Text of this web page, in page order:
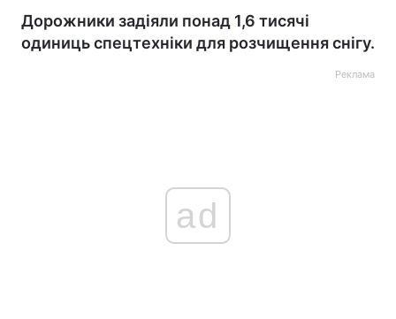
Дорожники задіяли понад 1,6 тисячі
одиниць спецтехніки для розчищення снігу.
Реклама
ad